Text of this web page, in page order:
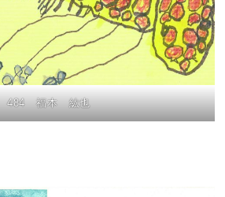
484 福本 紘也